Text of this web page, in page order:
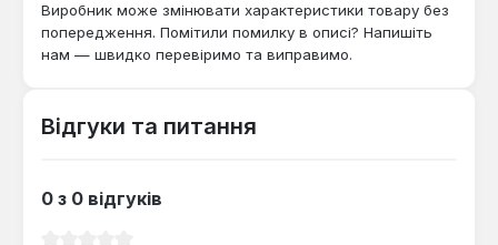
Виробник може змінювати характеристики товару без
попередження. Помітили помилку в описі? Напишіть
нам — швидко перевіримо та виправимо.
Відгуки та питання
0 з 0 відгуків